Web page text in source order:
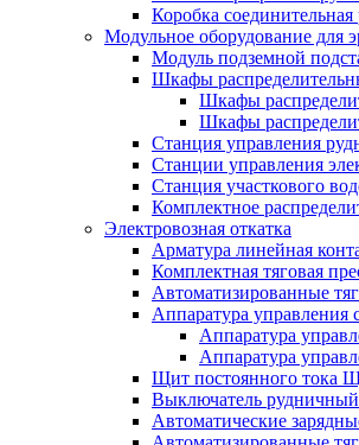
Коробка
Модульное оборудование для
Модуль подземной
Шкафы
Шкафы
Шкафы
Станция управления
Станции управления
Станция участкового
Комплектное
Электровозная откатка
Арматура линейная
Комплектная тяговая
Автоматизированные
Аппаратура
Аппаратура
Аппаратура
Щит постоянного тока
Выключатель
Автоматические